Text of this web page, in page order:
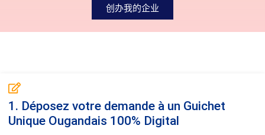
创办我的企业
1. Déposez votre demande à un Guichet
Unique Ougandais 100% Digital